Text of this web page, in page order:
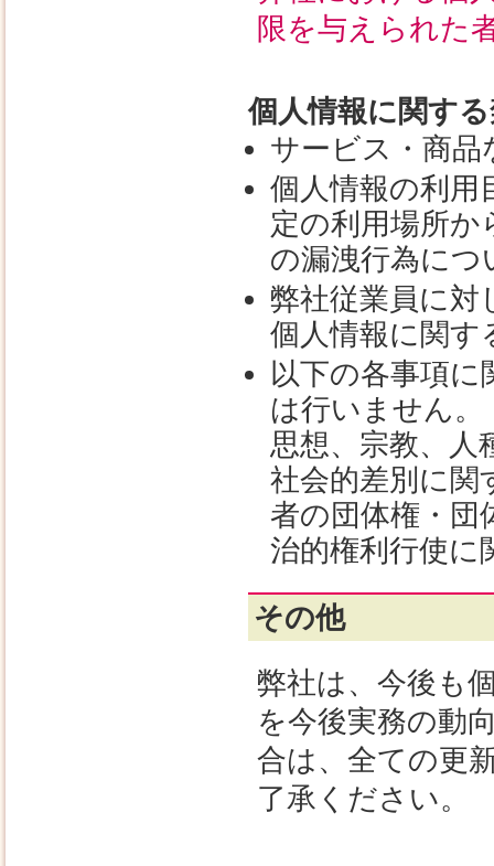
限を与えられた
個人情報に関す
サービス・商品
個人情報の利用
定の利用場所
の漏洩行為に
弊社従業員に対
個人情報に関す
以下の各事項
は行いません。
思想、宗教、人
社会的差別に関
者の団体権・団
治的権利行使に
その他
弊社は、今後も
を今後実務の動
合は、全ての更
了承ください。